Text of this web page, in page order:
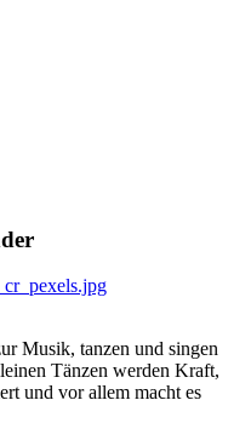
Musik, tanzen und singen
Tänzen werden Kraft,
und vor allem macht es